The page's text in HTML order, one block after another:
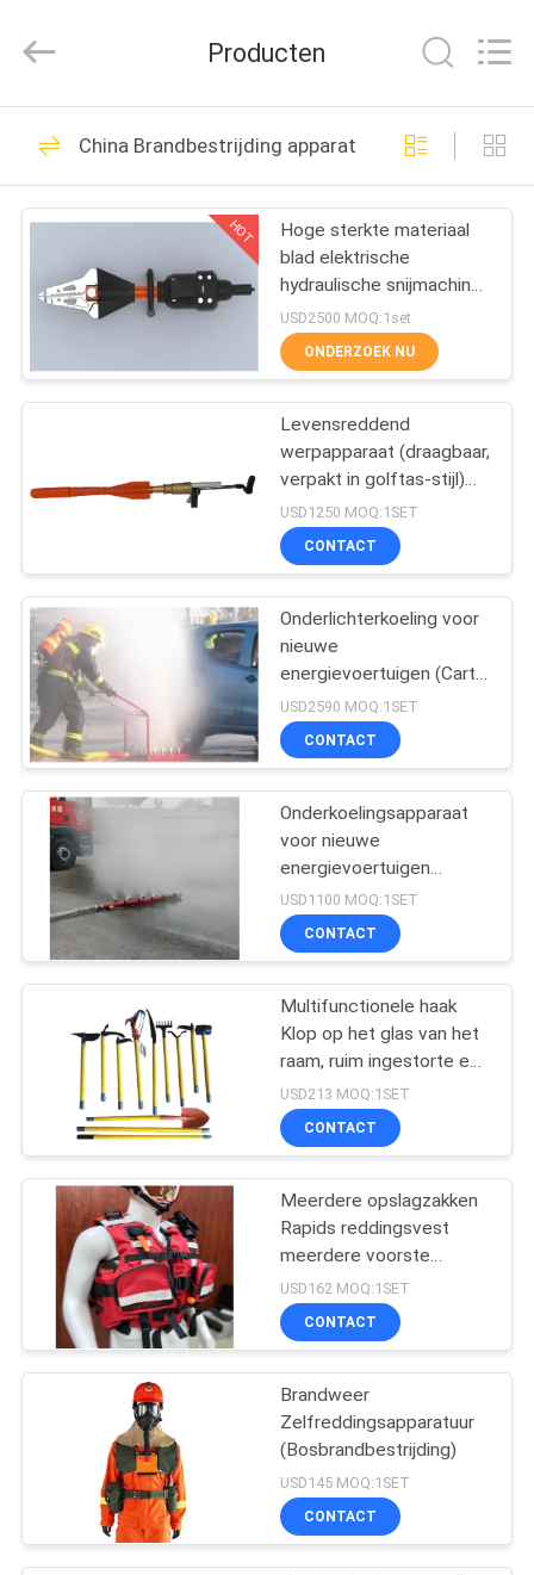
HUIS
PRODUCTEN
ONGEVEER
ONS
FABRIEKSREIS
KWALITEITSCONTROLE
ONS
VERZOEK
OM EEN
CITAAT
SITEMAP
PRIVACY
POLICY
Rights
451
brandbestrijdingsrobot
130
Het Materiaal van
de waterredding
Het levensdetector
Het Materiaal van
de
aardbevingsredding
64
Brandbestrijding
apparatuur
Producten
China Brandbestrijding apparatuur
HOT
Hoge sterkte materiaal
blad elektrische
hydraulische snijmachine
expander
USD2500 MOQ:1set
ONDERZOEK NU
Levensreddend
werpapparaat (draagbaar,
verpakt in golftas-stijl)
Geen externe luchtbron
nodig voor onmiddellijke
redding, is uitgerust met
USD1250 MOQ:1SET
CONTACT
Onderlichterkoeling voor
nieuwe
energievoertuigen (Cart-
type)
USD2590 MOQ:1SET
CONTACT
Onderkoelingsapparaat
voor nieuwe
energievoertuigen
(busstype)
USD1100 MOQ:1SET
CONTACT
Multifunctionele haak
Klop op het glas van het
raam, ruim ingestorte en
belemmerende
voorwerpen op de plaats
delict op
USD213 MOQ:1SET
CONTACT
Meerdere opslagzakken
Rapids reddingsvest
meerdere voorste
bevestigingspunten
USD162 MOQ:1SET
CONTACT
Brandweer
Zelfreddingsapparatuur
(Bosbrandbestrijding)
USD145 MOQ:1SET
CONTACT